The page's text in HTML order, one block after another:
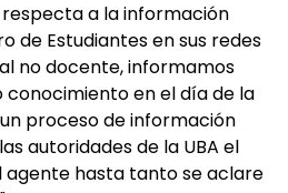
a la información
de Estudiantes en sus redes
no docente, informamos
conocimiento en el día de la
proceso de información
autoridades de la UBA el
agente hasta tanto se aclare